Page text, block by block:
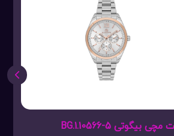
ساعت مچی بیگوتی BG.1.10567-1